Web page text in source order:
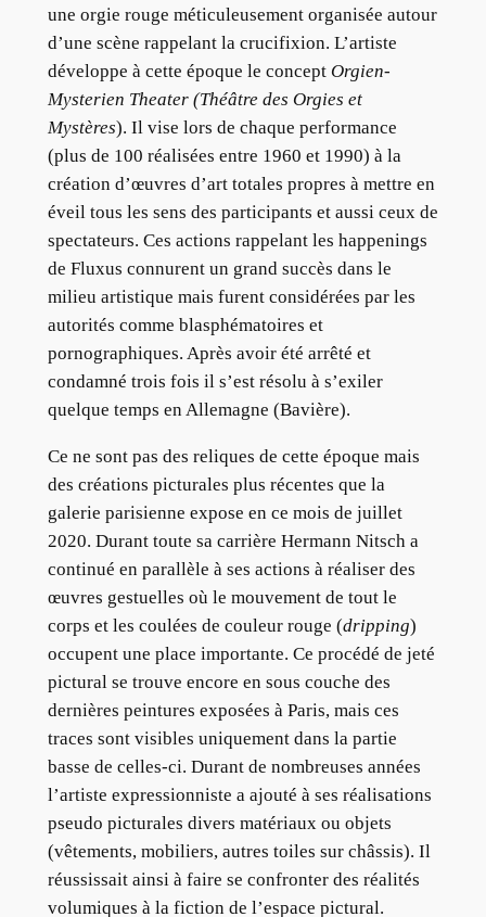
une orgie rouge méticuleusement organisée autour
d’une scène rappelant la crucifixion. L’artiste
développe à cette époque le conceptOrgien-
Mysterien Theater (Théâtre des Orgies et
Mystères). Il vise lors de chaque performance
(plus de 100 réalisées entre 1960 et 1990) à la
création d’œuvres d’art totales propres à mettre en
éveil tous les sens des participants et aussi ceux de
spectateurs. Ces actions rappelant les happenings
de Fluxus connurent un grand succès dans le
milieu artistique mais furent considérées par les
autorités comme blasphématoires et
pornographiques. Après avoir été arrêté et
condamné trois fois il s’est résolu à s’exiler
quelque temps en Allemagne (Bavière).
Ce ne sont pas des reliques de cette époque mais
des créations picturales plus récentes que la
galerie parisienne expose en ce mois de juillet
2020. Durant toute sa carrière Hermann Nitsch a
continué en parallèle à ses actions à réaliser des
œuvres gestuelles où le mouvement de tout le
corps et les coulées de couleur rouge (dripping)
occupent une place importante. Ce procédé de jeté
pictural se trouve encore en sous couche des
dernières peintures exposées à Paris, mais ces
traces sont visibles uniquement dans la partie
basse de celles-ci. Durant de nombreuses années
l’artiste expressionniste a ajouté à ses réalisations
pseudo picturales divers matériaux ou objets
(vêtements, mobiliers, autres toiles sur châssis). Il
réussissait ainsi à faire se confronter des réalités
volumiques à la fiction de l’espace pictural.